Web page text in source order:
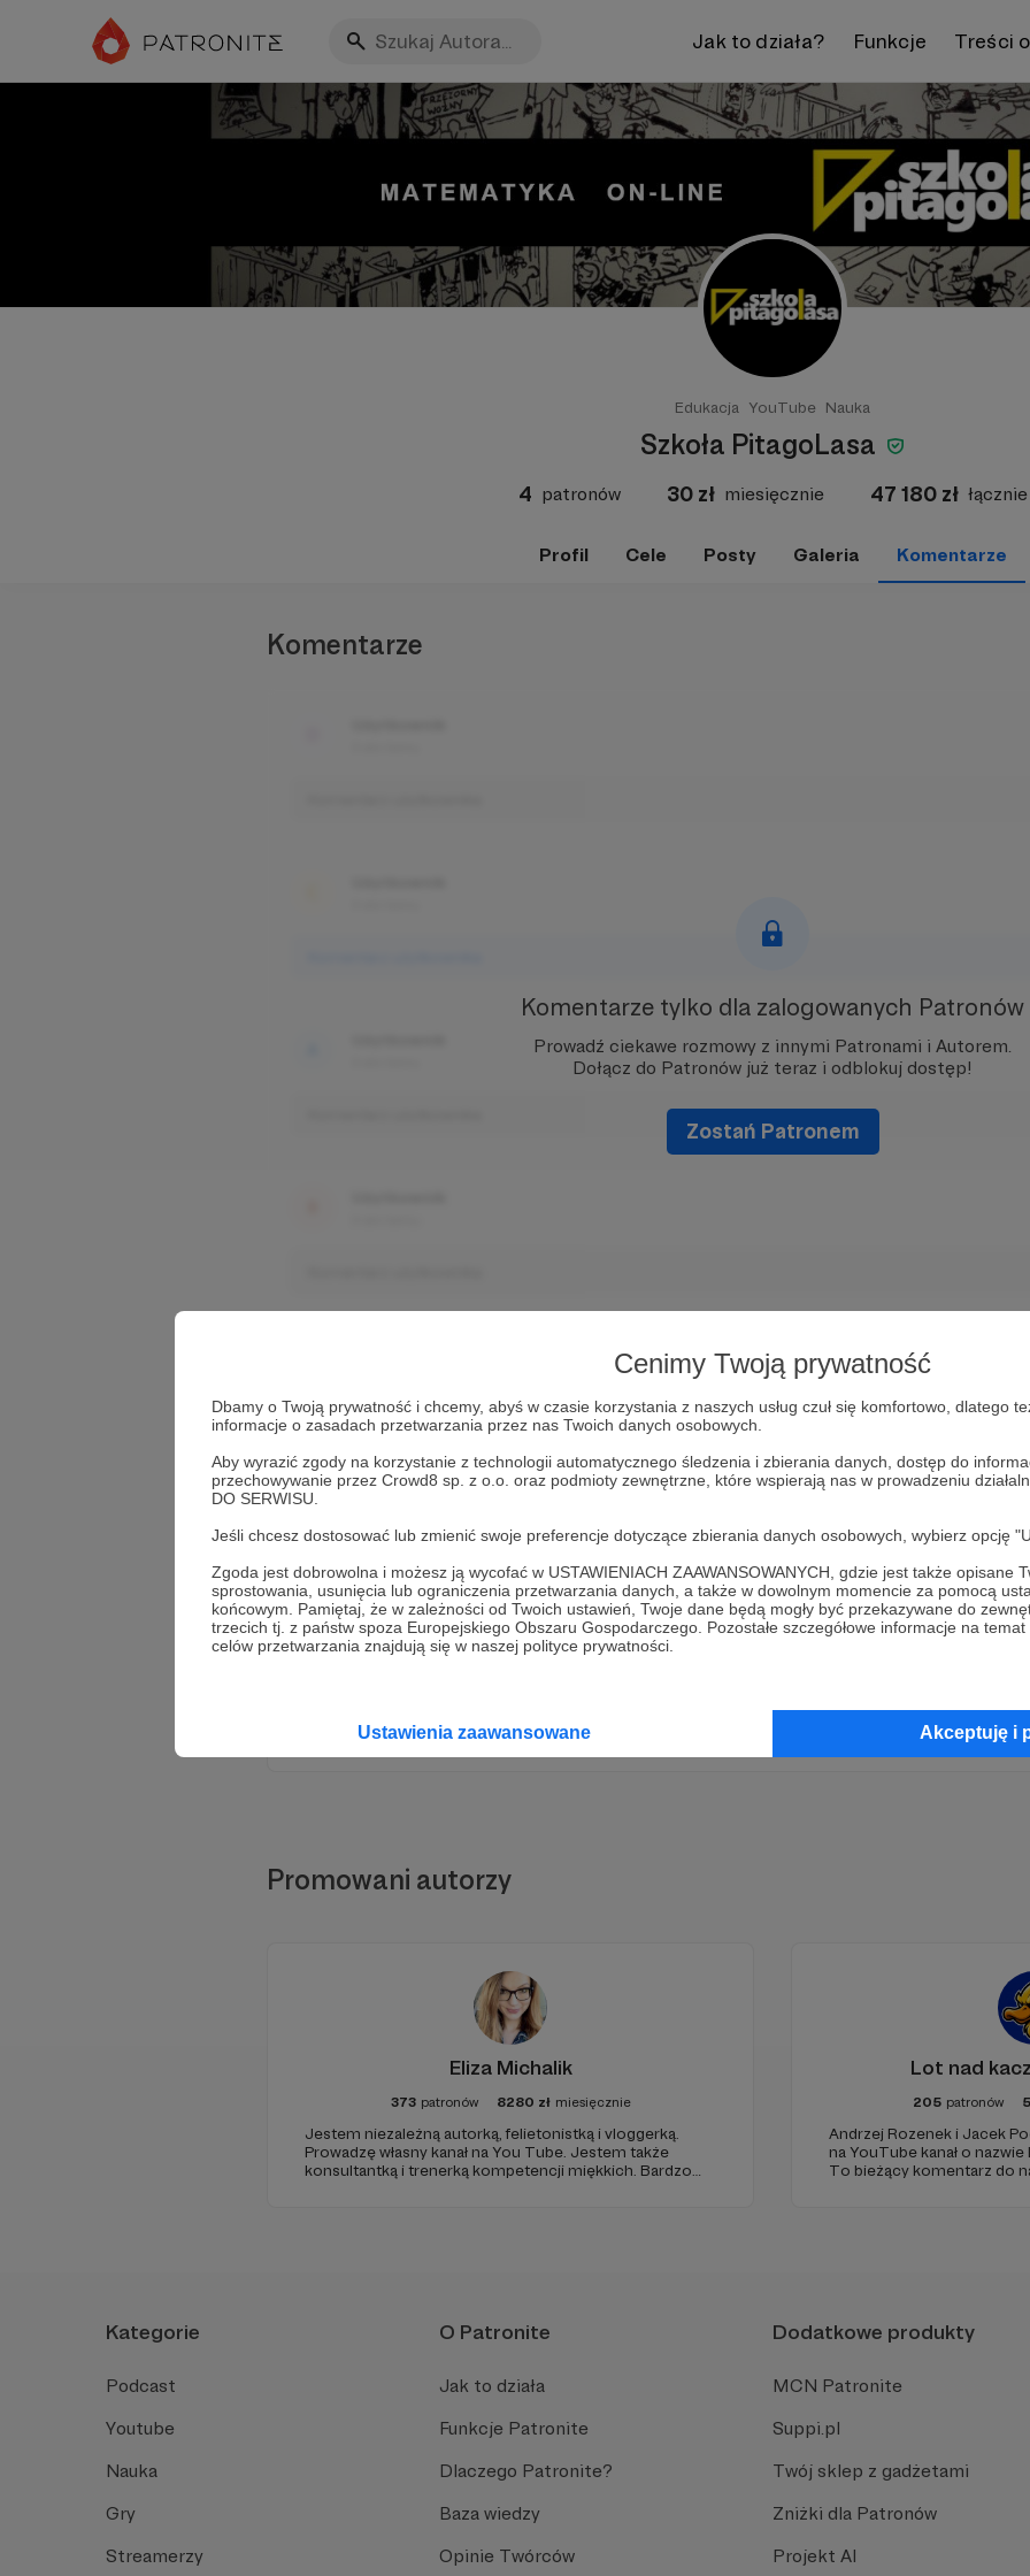
Cenimy Twoją prywatność
Dbamy o Twoją prywatność i chcemy, abyś w czasie korzystania z naszych usług czuł się komfortowo, dlatego
informacje o zasadach przetwarzania przez nas Twoich danych osobowych.
Aby wyrazić zgody na korzystanie z technologii automatycznego śledzenia i zbierania danych, dostęp do
przechowywanie przez Crowd8 sp. z o.o. oraz podmioty zewnętrzne, które wspierają nas w prowadzeniu
DO SERWISU.
Jeśli chcesz dostosować lub zmienić swoje preferencje dotyczące zbierania danych osobowych, wybierz opcję
Zgoda jest dobrowolna i możesz ją wycofać w USTAWIENIACH ZAAWANSOWANYCH, gdzie jest także opisane
sprostowania, usunięcia lub ograniczenia przetwarzania danych, a także w dowolnym momencie za pomocą
końcowym. Pamiętaj, że w zależności od Twoich ustawień, Twoje dane będą mogły być przekazywane do
trzecich tj. z państw spoza Europejskiego Obszaru Gospodarczego. Pozostałe szczegółowe informacje na
celów przetwarzania znajdują się w naszej polityce prywatności.
Ustawienia zaawansowane Akceptuję i
Jak to działa? Funkcje Treści
Edukacja YouTube Nauka
Szkoła PitagoLasa
4 patronów 30 zł miesięcznie 47 180 zł łącznie
Profil Cele Posty Galeria Komentarze
Komentarze
Komentarze tylko dla zalogowanych Patronów
Prowadź ciekawe rozmowy z innymi Patronami i Autorem.
Dołącz do Patronów już teraz i odblokuj dostęp!
Zostań Patronem
Dołącz do grona Patronów!
Wesprzyj działalność Autora
Zostań Patronem
Promowani autorzy
Eliza Michalik
373 patronów 8280 zł miesięcznie
Jestem niezależną autorką, felietonistką i vloggerką.
Prowadzę własny kanał na You Tube. Jestem także
konsultantką i trenerką kompetencji miękkich. Bardzo
Lot nad
205 patronów
Andrzej Rozenek i Jacek
na YouTube kanał o
To bieżący komentarz do
Kategorie
Podcast
Youtube
Nauka
Gry
Streamerzy
O Patronite
Jak to działa
Funkcje Patronite
Dlaczego Patronite?
Baza wiedzy
Opinie Twórców
Dodatkowe produkty
MCN Patronite
Suppi.pl
Twój sklep z gadżetami
Zniżki dla Patronów
Projekt AI